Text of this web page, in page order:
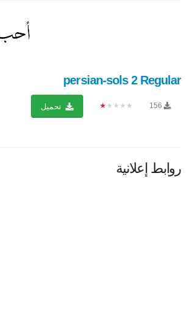
persian-sols 2 Regular
156
★★★★★ تحميل
روابط إعلانية